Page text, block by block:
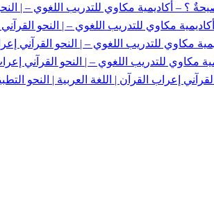
– أكاديمية مكاوي للتدريب اللغوي – | النحو
مكاوي للتدريب اللغوي – | النحو القرآني
مكاوي للتدريب اللغوي – | النحو القرآني
مكاوي للتدريب اللغوي – | النحو القرآني
إعراب القرآن | اللغة العربية | النحو